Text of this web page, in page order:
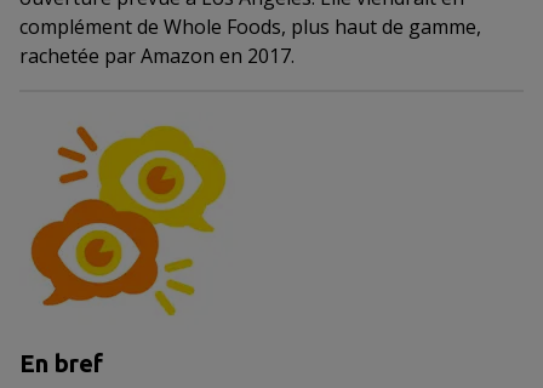
complément de Whole Foods, plus haut de gamme,
rachetée par Amazon en 2017.
En bref